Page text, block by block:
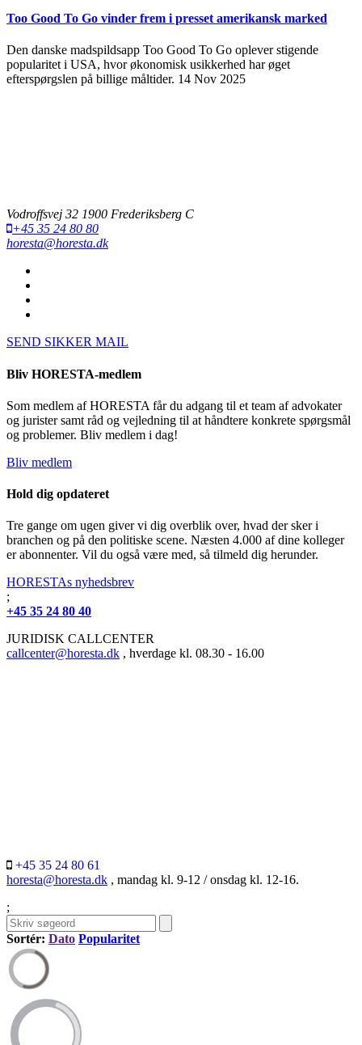
Too Good To Go vinder frem i presset amerikansk marked
Den danske madspildsapp Too Good To Go oplever stigende
popularitet i USA, hvor økonomisk usikkerhed har øget
efterspørgslen på billige måltider. 14 Nov 2025
Vodroffsvej 32 1900 Frederiksberg C
+45 35 24 80 80
horesta@horesta.dk
SEND SIKKER MAIL
Bliv HORESTA-medlem
Som medlem af HORESTA får du adgang til et team af advokater
og jurister samt råd og vejledning til at håndtere konkrete spørgsmål
og problemer. Bliv medlem i dag!
Bliv medlem
Hold dig opdateret
Tre gange om ugen giver vi dig overblik over, hvad der sker i
branchen og på den politiske scene. Næsten 4.000 af dine kolleger
er abonnenter. Vil du også være med, så tilmeld dig herunder.
HORESTAs nyhedsbrev
;
+45 35 24 80 40
JURIDISK CALLCENTER
callcenter@horesta.dk , hverdage kl. 08.30 - 16.00
+45 35 24 80 61
horesta@horesta.dk , mandag kl. 9-12 / onsdag kl. 12-16.
;
Sortér: Dato Popularitet